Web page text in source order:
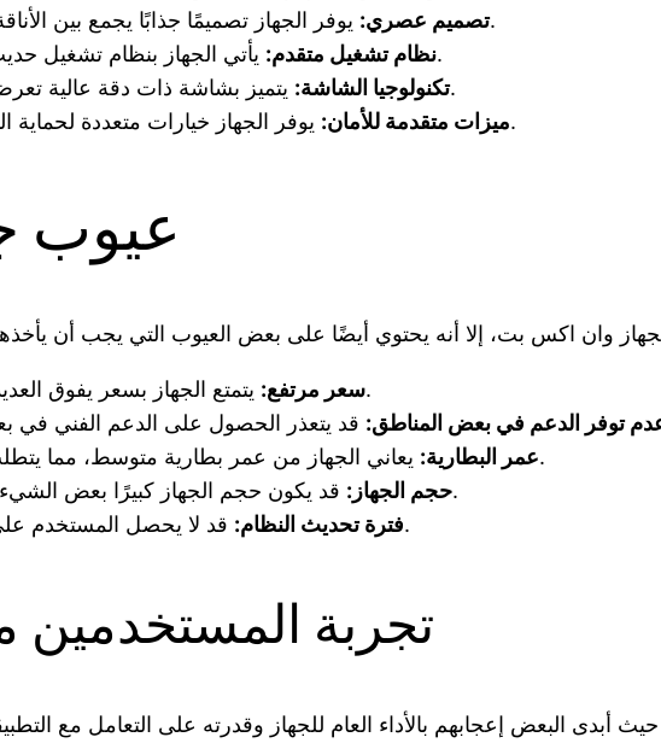
تصميم عصري:يوفر الجهاز تصميمًا جذابًا يجمع بين الأناقة والراحة، مما يجعل استخدامه تجربة مريحة.
نظام تشغيل متقدم:يأتي الجهاز بنظام تشغيل حديث يدعم العديد من التطبيقات والألعاب الثقيلة.
تكنولوجيا الشاشة:يتميز بشاشة ذات دقة عالية تعرض الألوان بشكل رائع وتجربة مشاهدة متميزة.
ميزات متقدمة للأمان:يوفر الجهاز خيارات متعددة لحماية البيانات مثل بصمة الإصبع والتعرف على الوجه.
عيوب
سعر مرتفع:يتمتع الجهاز بسعر يفوق العديد من المنافسين، ما قد يكون مجهدًا للميزانية.
توفر الدعم في بعض المناطق:
عمر البطارية:يعاني الجهاز من عمر بطارية متوسط، مما يتطلب شحنه بشكل متكرر في الاستخدام الكثيف.
حجم الجهاز:قد يكون حجم الجهاز كبيرًا بعض الشيء، مما يجعله أقل ملاءمة للاستخدام بيد واحدة.
فترة تحديث النظام:قد لا يحصل المستخدم على تحديثات النظام بشكل دوري كما هو متوقع.
تجربة
البعض إعجابهم بالأداء العام للجهاز وقدرته على التعامل مع